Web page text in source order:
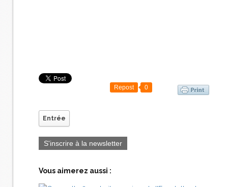
Repost 0
Entrée
S'inscrire à la newsletter
Vous aimerez aussi :